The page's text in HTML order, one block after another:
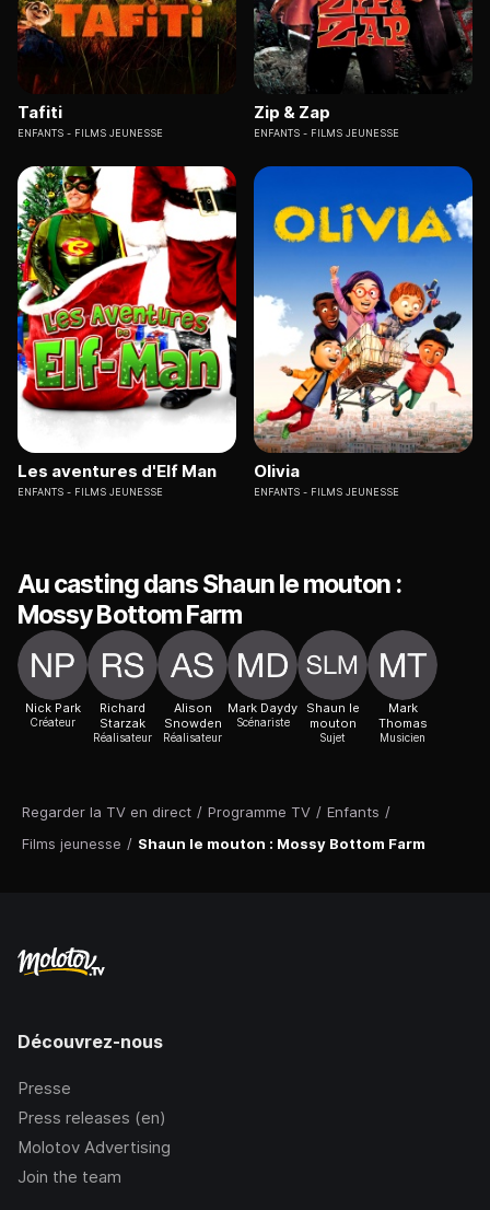
Regarder la TV en direct / Programme TV / Enfants /
Films jeunesse / Shaun le mouton : Mossy Bottom Farm
Tafiti
ENFANTS FILMS JEUNESSE
Zip & Zap
ENFANTS FILMS JEUNESSE
Les aventures d'Elf Man
ENFANTS FILMS JEUNESSE
Olivia
ENFANTS FILMS JEUNESSE
Au casting dans Shaun le mouton :
Mossy Bottom Farm
Nick Park
Créateur
Richard
Starzak
Réalisateur
Alison
Snowden
Réalisateur
Mark Daydy
Scénariste
Shaun le
mouton
Sujet
Mark
Thomas
Musicien
Découvrez-nous
Presse
Press releases (en)
Molotov Advertising
Join the team